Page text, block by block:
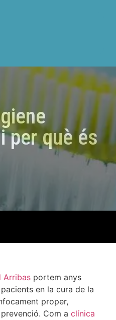
per què és
Arribas portem anys
en la cura de la
proper,
Com a clínica